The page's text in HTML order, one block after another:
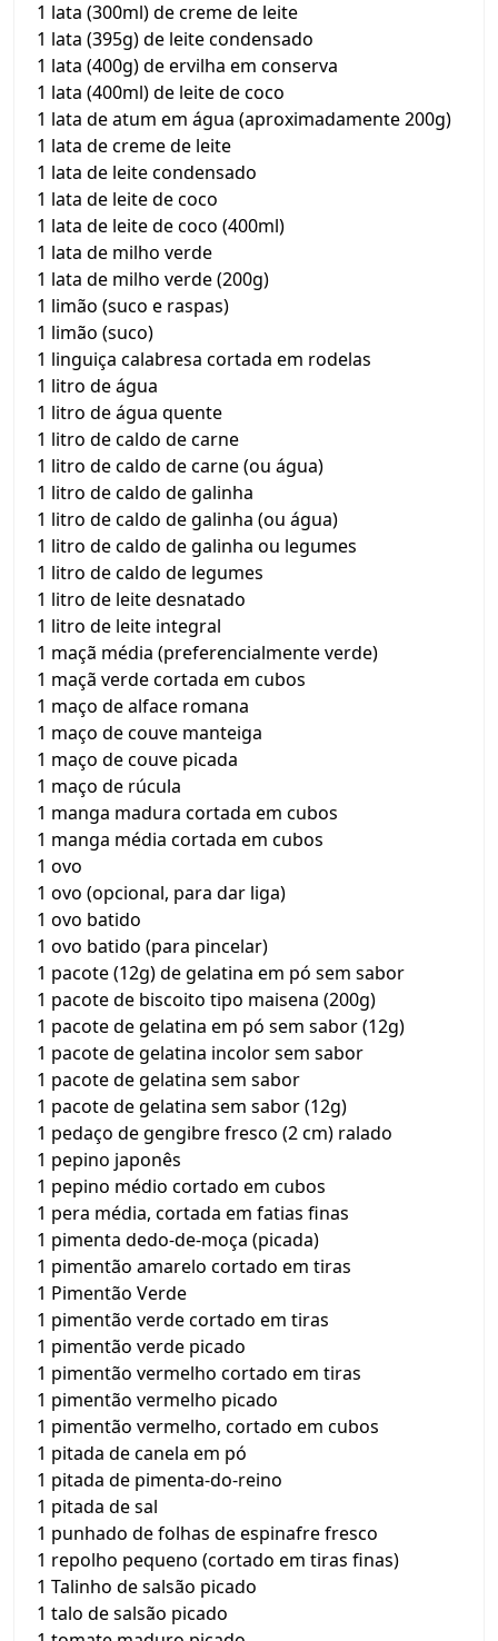
1 lata (300ml) de creme de leite
1 lata (395g) de leite condensado
1 lata (400g) de ervilha em conserva
1 lata (400ml) de leite de coco
1 lata de atum em água (aproximadamente 200g)
1 lata de creme de leite
1 lata de leite condensado
1 lata de leite de coco
1 lata de leite de coco (400ml)
1 lata de milho verde
1 lata de milho verde (200g)
1 limão (suco e raspas)
1 limão (suco)
1 linguiça calabresa cortada em rodelas
1 litro de água
1 litro de água quente
1 litro de caldo de carne
1 litro de caldo de carne (ou água)
1 litro de caldo de galinha
1 litro de caldo de galinha (ou água)
1 litro de caldo de galinha ou legumes
1 litro de caldo de legumes
1 litro de leite desnatado
1 litro de leite integral
1 maçã média (preferencialmente verde)
1 maçã verde cortada em cubos
1 maço de alface romana
1 maço de couve manteiga
1 maço de couve picada
1 maço de rúcula
1 manga madura cortada em cubos
1 manga média cortada em cubos
1 ovo
1 ovo (opcional, para dar liga)
1 ovo batido
1 ovo batido (para pincelar)
1 pacote (12g) de gelatina em pó sem sabor
1 pacote de biscoito tipo maisena (200g)
1 pacote de gelatina em pó sem sabor (12g)
1 pacote de gelatina incolor sem sabor
1 pacote de gelatina sem sabor
1 pacote de gelatina sem sabor (12g)
1 pedaço de gengibre fresco (2 cm) ralado
1 pepino japonês
1 pepino médio cortado em cubos
1 pera média, cortada em fatias finas
1 pimenta dedo-de-moça (picada)
1 pimentão amarelo cortado em tiras
1 Pimentão Verde
1 pimentão verde cortado em tiras
1 pimentão verde picado
1 pimentão vermelho cortado em tiras
1 pimentão vermelho picado
1 pimentão vermelho, cortado em cubos
1 pitada de canela em pó
1 pitada de pimenta-do-reino
1 pitada de sal
1 punhado de folhas de espinafre fresco
1 repolho pequeno (cortado em tiras finas)
1 Talinho de salsão picado
1 talo de salsão picado